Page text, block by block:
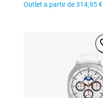
Outlet a partir de314,95 €